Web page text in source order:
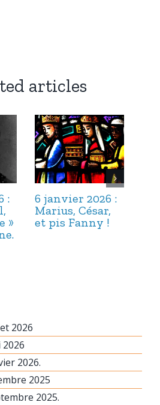
articles
:
»
6 janvier 2026 :
Marius, César,
et pis Fanny !
2026
2026.
2025
2025.